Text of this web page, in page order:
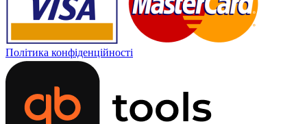
Політика конфіденційності